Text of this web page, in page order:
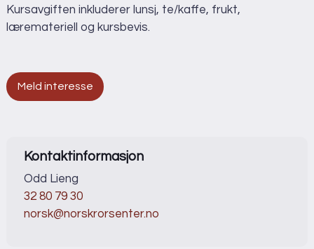
Kursavgiften inkluderer lunsj, te/kaffe, frukt,
læremateriell og kursbevis.
Meld interesse
Kontaktinformasjon
Odd Lieng
32 80 79 30
norsk@norskrorsenter.no